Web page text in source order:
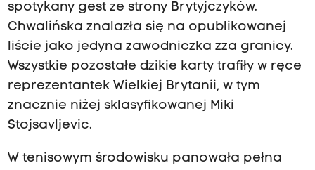
spotykany gest ze strony Brytyjczyków.
Chwalińska znalazła się na opublikowanej
liście jako jedyna zawodniczka zza granicy.
Wszystkie pozostałe dzikie karty trafiły w ręce
reprezentantek Wielkiej Brytanii, w tym
znacznie niżej sklasyfikowanej Miki
Stojsavljevic.
W tenisowym środowisku panowała pełna